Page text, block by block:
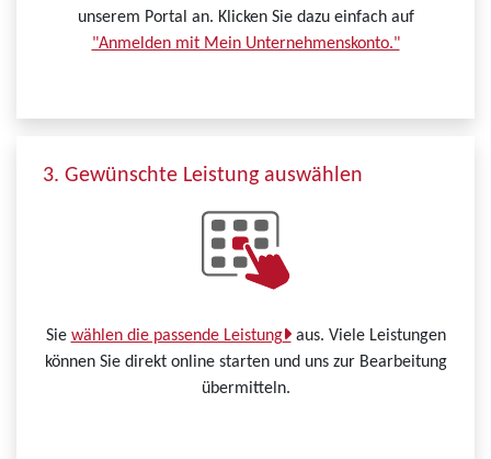
unserem Portal an. Klicken Sie dazu einfach auf
"Anmelden mit Mein Unternehmenskonto."
3. Gewünschte Leistung auswählen
Sie wählen die passende Leistung aus. Viele Leistungen
können Sie direkt online starten und uns zur Bearbeitung
übermitteln.